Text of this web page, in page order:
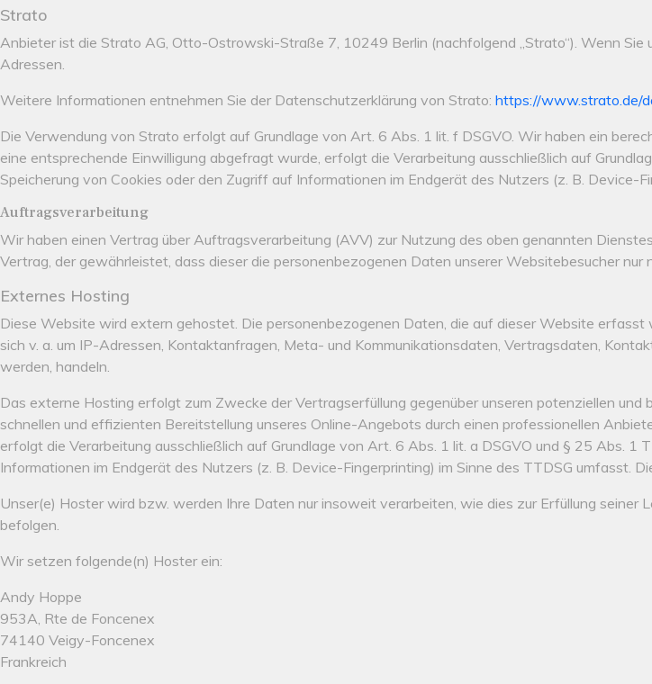
Strato
Anbieter ist die Strato AG, Otto-Ostrowski-Straße 7, 10249 Berlin (nachfolgend „Strato“). Wenn
Adressen.
Weitere Informationen entnehmen Sie der Datenschutzerklärung von Strato: https://www.strato.de/
Die Verwendung von Strato erfolgt auf Grundlage von Art. 6 Abs. 1 lit. f DSGVO. Wir haben ein
eine entsprechende Einwilligung abgefragt wurde, erfolgt die Verarbeitung ausschließlich auf
Speicherung von Cookies oder den Zugriff auf Informationen im Endgerät des Nutzers (z. B.
Auftragsverarbeitung
Wir haben einen Vertrag über Auftragsverarbeitung (AVV) zur Nutzung des oben genannten
Vertrag, der gewährleistet, dass dieser die personenbezogenen Daten unserer Websitebesucher
Externes Hosting
Diese Website wird extern gehostet. Die personenbezogenen Daten, die auf dieser Website
sich v. a. um IP-Adressen, Kontaktanfragen, Meta- und Kommunikationsdaten, Vertragsdaten,
werden, handeln.
Das externe Hosting erfolgt zum Zwecke der Vertragserfüllung gegenüber unseren potenziellen
schnellen und effizienten Bereitstellung unseres Online-Angebots durch einen professionellen
erfolgt die Verarbeitung ausschließlich auf Grundlage von Art. 6 Abs. 1 lit. a DSGVO und § 25 Abs.
Informationen im Endgerät des Nutzers (z. B. Device-Fingerprinting) im Sinne des TTDSG umfasst.
Unser(e) Hoster wird bzw. werden Ihre Daten nur insoweit verarbeiten, wie dies zur Erfüllung
befolgen.
Wir setzen folgende(n) Hoster ein:
Andy Hoppe
953A, Rte de Foncenex
74140 Veigy-Foncenex
Frankreich